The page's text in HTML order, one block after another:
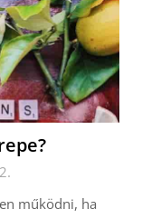
működni, ha